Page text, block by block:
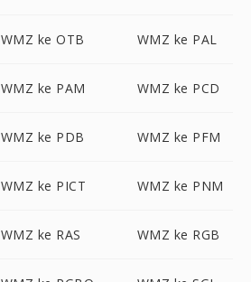
WMZ ke OTB WMZ ke PAL
WMZ ke PAM WMZ ke PCD
WMZ ke PDB WMZ ke PFM
WMZ ke PICT WMZ ke PNM
WMZ ke RAS WMZ ke RGB